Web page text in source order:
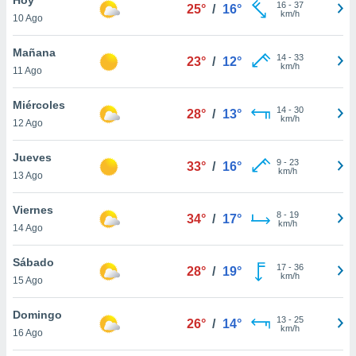
en
más
nuestra
de
cookies
aceptar
10 Ago
25° / 16° 16- 37
km/h
Mañana
11 Ago
23° / 12° 14- 33
km/h
Miércoles
12 Ago
28° / 13° 14- 30
km/h
Jueves
13 Ago
33° / 16° 9- 23
km/h
Viernes
14 Ago
34° / 17° 8- 19
km/h
Sábado
15 Ago
28° / 19° 17- 36
km/h
Domingo
16 Ago
26° / 14° 13- 25
km/h